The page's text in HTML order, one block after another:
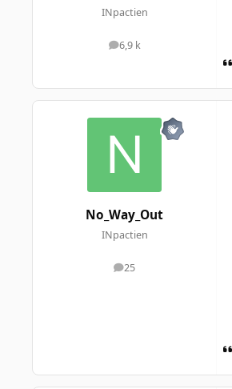
INpactien
6,9 k
messages
No_Way_Out
INpactien
25
messages